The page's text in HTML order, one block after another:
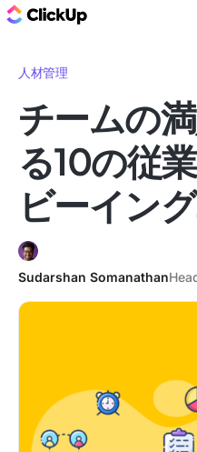
人材管理
チームの
る10の従
ビーイン
Sudarshan Somanathan